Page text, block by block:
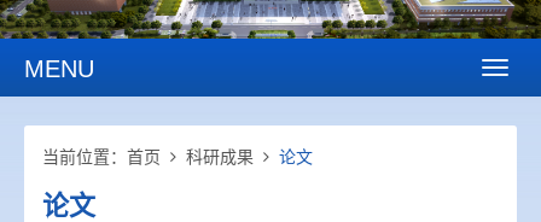
MENU
当前位置： 首页 科研成果 论文
论文